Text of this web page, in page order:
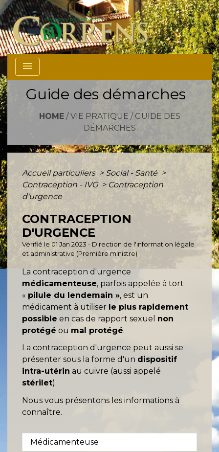
menu
Guide des démarches
HOME/ VIE PRATIQUE / GUIDE DES
DÉMARCHES
Accueil particuliers > Social - Santé >
Contraception - IVG > Contraception
d'urgence
CONTRACEPTION
D'URGENCE
Vérifié le 01 Jan 2023 - Direction de l'information légale
et administrative (Première ministre)
La contraception d'urgence
médicamenteuse, parfois appelée à tort
« pilule du lendemain », est un
médicament à utiliser le plus rapidement
possible en cas de rapport sexuel non
protégé ou mal protégé.
La contraception d'urgence peut aussi se
présenter sous la forme d'un dispositif
intra-utérin au cuivre (aussi appelé
stérilet).
Nous vous présentons les informations à
connaître.
Médicamenteuse